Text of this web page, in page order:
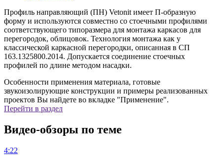
Профиль направляющий (ПН) Vetonit имеет П-образную
форму и используются совместно со стоечными профилями
соответствующего типоразмера для монтажа каркасов для
перегородок, облицовок. Технология монтажа как у
классической каркасной перегородки, описанная в СП
163.1325800.2014. Допускается соединение стоечных
профилей по длине методом насадки.
Особенности применения материала, готовые
звукоизолирующие конструкции и примеры реализованных
проектов Вы найдете во вкладке "Применение".
Перейти в раздел
Видео-обзоры по теме
4:22